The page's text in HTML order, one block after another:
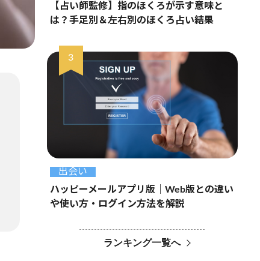
【占い師監修】指のほくろが示す意味と
は？手足別＆左右別のほくろ占い結果
出会い
ハッピーメールアプリ版｜Web版との違い
や使い方・ログイン方法を解説
ランキング一覧へ